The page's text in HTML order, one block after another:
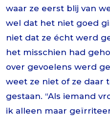
waar ze eerst blij van
wel dat het niet goed
niet dat ze écht werd
het misschien had
over gevoelens werd
weet ze niet of ze daar
gestaan. “Als iemand
ik alleen maar